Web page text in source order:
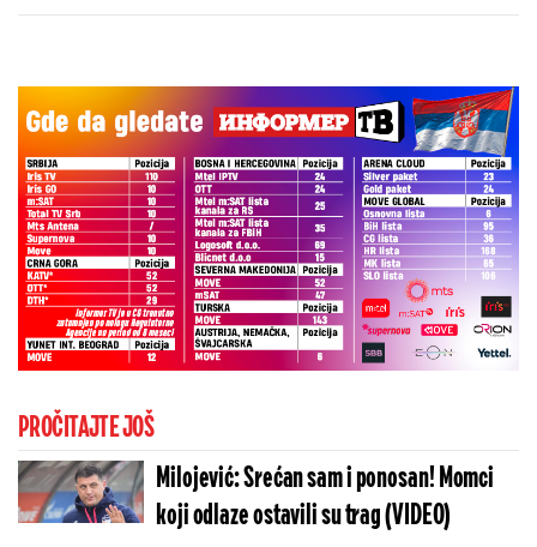
Real Madrida!
PROČITAJTE JOŠ
Milojević: Srećan sam i ponosan! Momci
koji odlaze ostavili su trag (VIDEO)